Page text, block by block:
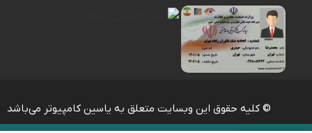
© کلیه حقوق این وبسایت متعلق به یاسین کامپیوتر می‌باشد